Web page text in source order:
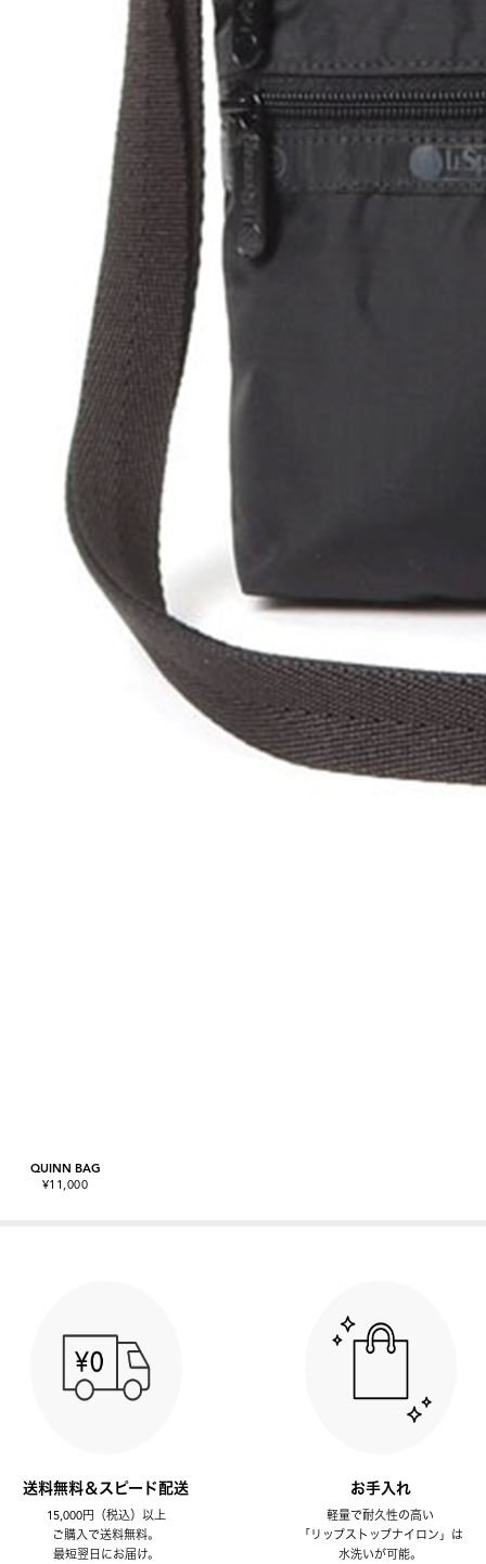
QUINN BAG
¥11,000
送料無料＆スピード配送
15,000円（税込）以上
ご購入で送料無料。
最短翌日にお届け。
お手入れ
軽量で耐久性の高い
「リップストップナイロン」は
水洗いが可能。